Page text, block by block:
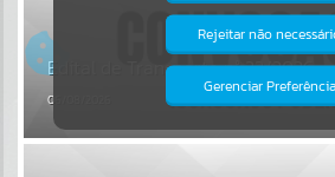
Por favor, aguarde...
Por favor, aguarde...
Edital de Transporte n° 22/2026
06/08/2026
Rejeitar não
Gerenciar
Isto significa que diversos
providenciados poderão não